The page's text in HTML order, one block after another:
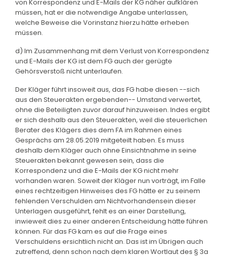
von Korrespondenz und E-Mails der KG näher aufklären
müssen, hat er die notwendige Angabe unterlassen,
welche Beweise die Vorinstanz hierzu hätte erheben
müssen.
d) Im Zusammenhang mit dem Verlust von Korrespondenz
und E-Mails der KG ist dem FG auch der gerügte
Gehörsverstoß nicht unterlaufen.
Der Kläger führt insoweit aus, das FG habe diesen --sich
aus den Steuerakten ergebenden-- Umstand verwertet,
ohne die Beteiligten zuvor darauf hinzuweisen. Indes ergibt
er sich deshalb aus den Steuerakten, weil die steuerlichen
Berater des Klägers dies dem FA im Rahmen eines
Gesprächs am 28.05.2019 mitgeteilt haben. Es muss
deshalb dem Kläger auch ohne Einsichtnahme in seine
Steuerakten bekannt gewesen sein, dass die
Korrespondenz und die E-Mails der KG nicht mehr
vorhanden waren. Soweit der Kläger nun vorträgt, im Falle
eines rechtzeitigen Hinweises des FG hätte er zu seinem
fehlenden Verschulden am Nichtvorhandensein dieser
Unterlagen ausgeführt, fehlt es an einer Darstellung,
inwieweit dies zu einer anderen Entscheidung hätte führen
können. Für das FG kam es auf die Frage eines
Verschuldens ersichtlich nicht an. Das ist im Übrigen auch
zutreffend, denn schon nach dem klaren Wortlaut des § 3a